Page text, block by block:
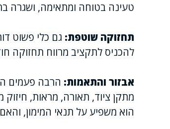
טעינה בטוחה ומתאימה, ושגרה
תחזוקה שוטפת: גם כלי פשוט
להכניס לתקציב מרווח תחזוקה
אבזור והתאמות: הרבה פעמים
מתקן ציוד, תאורה, מראות,
הוא משפיע על תנאי המימון,